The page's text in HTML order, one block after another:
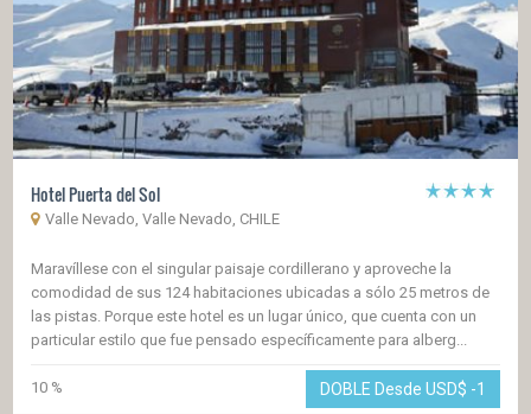
Hotel Puerta del Sol
Valle Nevado, Valle Nevado, CHILE
Maravíllese con el singular paisaje cordillerano y aproveche la
comodidad de sus 124 habitaciones ubicadas a sólo 25 metros de
las pistas. Porque este hotel es un lugar único, que cuenta con un
particular estilo que fue pensado específicamente para alberg...
DOBLE Desde USD$ -1
10 %